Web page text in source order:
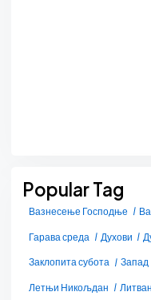
Popular Tag
Вазнесење Господње
Гарава среда
Духови
Заклопита субота
Запад
Летњи Никољдан